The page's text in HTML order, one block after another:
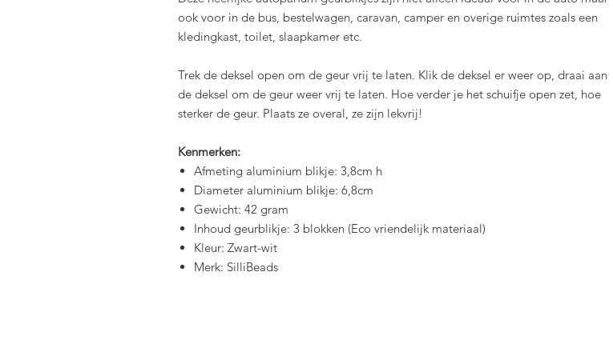
ook voor in de bus, bestelwagen, caravan, camper en overige ruimtes zoals een
kledingkast, toilet, slaapkamer etc.
Trek de deksel open om de geur vrij te laten. Klik de deksel er weer op, draai aan
de deksel om de geur weer vrij te laten. Hoe verder je het schuifje open zet, hoe
sterker de geur. Plaats ze overal, ze zijn lekvrij!
Kenmerken:
Afmeting aluminium blikje: 3,8cm h
Diameter aluminium blikje: 6,8cm
Gewicht: 42 gram
Inhoud geurblikje: 3 blokken (Eco vriendelijk materiaal)
Kleur: Zwart-wit
Merk: SilliBeads